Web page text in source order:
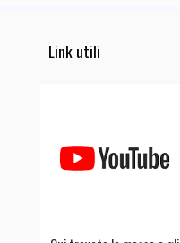
Link utili